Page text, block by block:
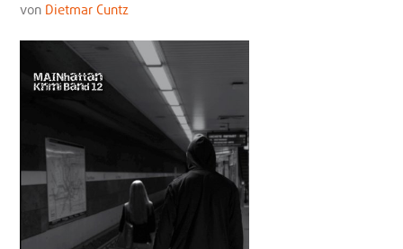
von Dietmar Cuntz